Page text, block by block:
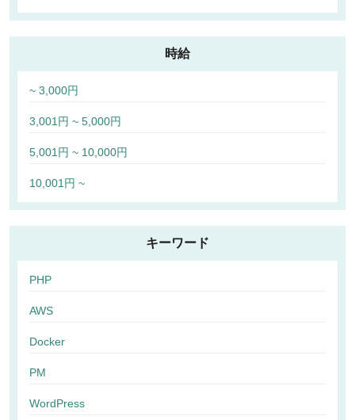
時給
~ 3,000円
3,001円 ~ 5,000円
5,001円 ~ 10,000円
10,001円 ~
キーワード
PHP
AWS
Docker
PM
WordPress